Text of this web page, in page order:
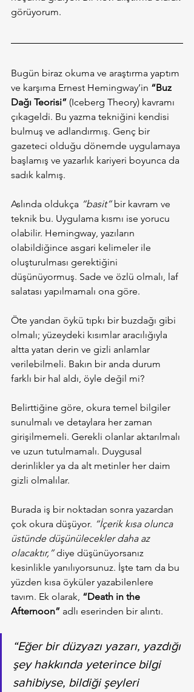
görüyorum.
Bugün biraz okuma ve araştırma yaptım
ve karşıma Ernest Hemingway’in “Buz
Dağı Teorisi” (Iceberg Theory) kavramı
çıkageldi. Bu yazma tekniğini kendisi
bulmuş ve adlandırmış. Genç bir
gazeteci olduğu dönemde uygulamaya
başlamış ve yazarlık kariyeri boyunca da
sadık kalmış.
Aslında oldukça “basit” bir kavram ve
teknik bu. Uygulama kısmı ise yorucu
olabilir. Hemingway, yazıların
olabildiğince asgari kelimeler ile
oluşturulması gerektiğini
düşünüyormuş. Sade ve özlü olmalı, laf
salatası yapılmamalı ona göre.
Öte yandan öykü tıpkı bir buzdağı gibi
olmalı; yüzeydeki kısımlar aracılığıyla
altta yatan derin ve gizli anlamlar
verilebilmeli. Bakın bir anda durum
farklı bir hal aldı, öyle değil mi?
Belirttiğine göre, okura temel bilgiler
sunulmalı ve detaylara her zaman
girişilmemeli. Gerekli olanlar aktarılmalı
ve uzun tutulmamalı. Duygusal
derinlikler ya da alt metinler her daim
gizli olmalılar.
Burada iş bir noktadan sonra yazardan
çok okura düşüyor. “İçerik kısa olunca
üstünde düşünülecekler daha az
olacaktır,” diye düşünüyorsanız
kesinlikle yanılıyorsunuz. İşte tam da bu
yüzden kısa öyküler yazabilenlere
tavım. Ek olarak, “Death in the
Afternoon” adlı eserinden bir alıntı.
“Eğer bir düzyazı yazarı, yazdığı
şey hakkında yeterince bilgi
sahibiyse, bildiği şeyleri